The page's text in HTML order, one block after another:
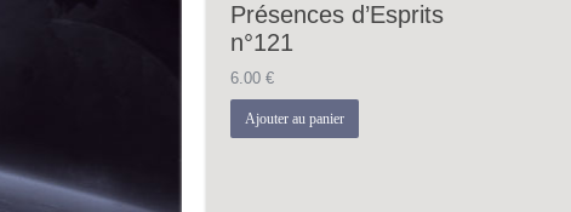
Présences d’Esprits
n°121
6.00 €
Ajouter au panier